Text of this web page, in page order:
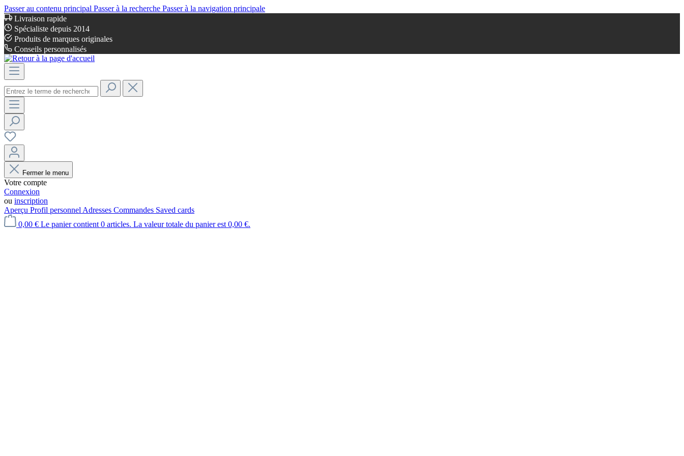
Passer au contenu principal Passer à la recherche Passer à la navigation principale
Livraison rapide
Spécialiste depuis 2014
Produits de marques originales
Conseils personnalisés
Fermer le menu
Votre compte
Connexion
ou inscription
Aperçu Profil personnel Adresses Commandes Saved cards
0,00 € Le panier contient 0 articles. La valeur totale du panier est 0,00 €.